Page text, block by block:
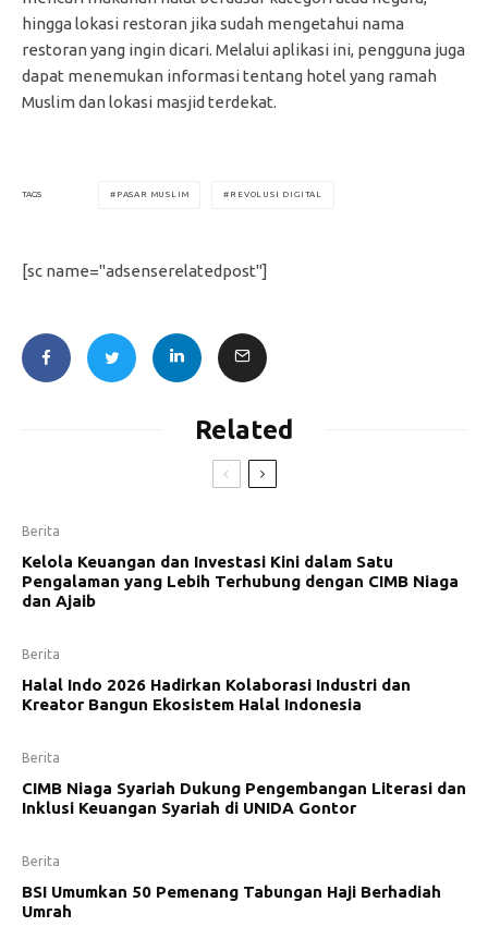
hingga lokasi restoran jika sudah mengetahui nama
restoran yang ingin dicari. Melalui aplikasi ini, pengguna juga
dapat menemukan informasi tentang hotel yang ramah
Muslim dan lokasi masjid terdekat.
TAGS PASAR MUSLIM REVOLUSI DIGITAL
[sc name="adsenserelatedpost"]
Related
Berita
Kelola Keuangan dan Investasi Kini dalam Satu
Pengalaman yang Lebih Terhubung dengan CIMB Niaga
dan Ajaib
Berita
Halal Indo 2026 Hadirkan Kolaborasi Industri dan
Kreator Bangun Ekosistem Halal Indonesia
Berita
CIMB Niaga Syariah Dukung Pengembangan Literasi dan
Inklusi Keuangan Syariah di UNIDA Gontor
Berita
BSI Umumkan 50 Pemenang Tabungan Haji Berhadiah
Umrah